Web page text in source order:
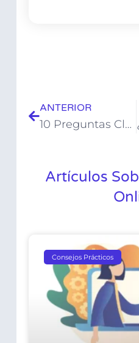
ANTERIOR
10 Preguntas Clave para Hacer en tu Primera Entrevista con un Psicólogo
Artículos
Consejos Prácticos